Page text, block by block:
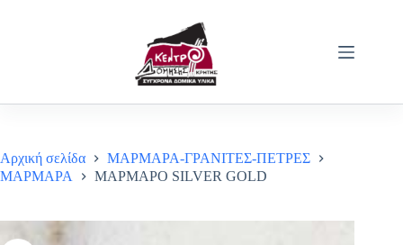
Αρχική σελίδα
ΜΑΡΜΑΡΑ-ΓΡΑΝΙΤΕΣ-ΠΕΤΡΕΣ
ΜΑΡΜΑΡΑ
ΜΑΡΜΑΡΟ SILVER GOLD